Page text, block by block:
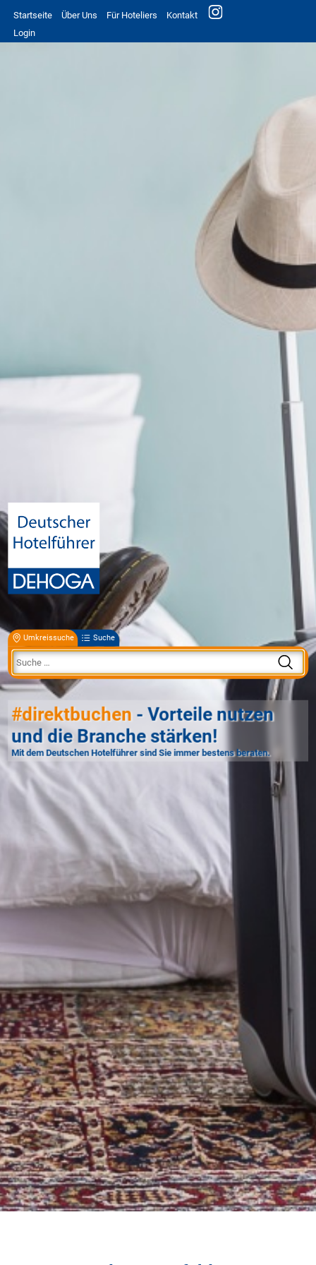
Startseite Über Uns Für Hoteliers
Kontakt
Login
Umkreissuche Suche
#direktbuchen - Vorteile nutzen
und die Branche stärken!
Mit dem Deutschen Hotelführer sind Sie immer bestens beraten.